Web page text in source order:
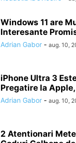
Windows 11 are
Interesante
Adrian Gabor - aug. 10,
iPhone Ultra 3
Pregatire la
Adrian Gabor - aug. 10,
2 Atentionari